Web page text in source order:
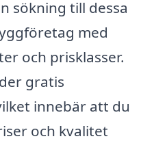
sökning till dessa
med
och prisklasser.
gratis
innebär att du
och kvalitet